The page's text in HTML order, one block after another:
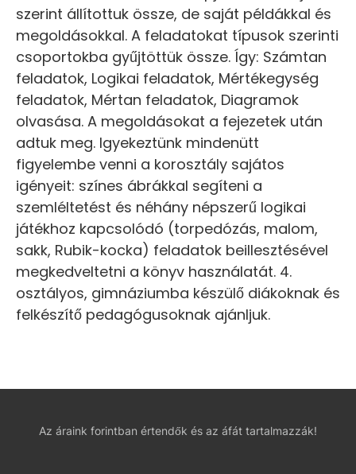
szerint állítottuk össze, de saját példákkal és
megoldásokkal. A feladatokat típusok szerinti
csoportokba gyűjtöttük össze. Így: Számtan
feladatok, Logikai feladatok, Mértékegység
feladatok, Mértan feladatok, Diagramok
olvasása. A megoldásokat a fejezetek után
adtuk meg. Igyekeztünk mindenütt
figyelembe venni a korosztály sajátos
igényeit: színes ábrákkal segíteni a
szemléltetést és néhány népszerű logikai
játékhoz kapcsolódó (torpedózás, malom,
sakk, Rubik-kocka) feladatok beillesztésével
megkedveltetni a könyv használatát. 4.
osztályos, gimnáziumba készülő diákoknak és
felkészítő pedagógusoknak ajánljuk.
Az áraink forintban értendők és az áfát tartalmazzák!